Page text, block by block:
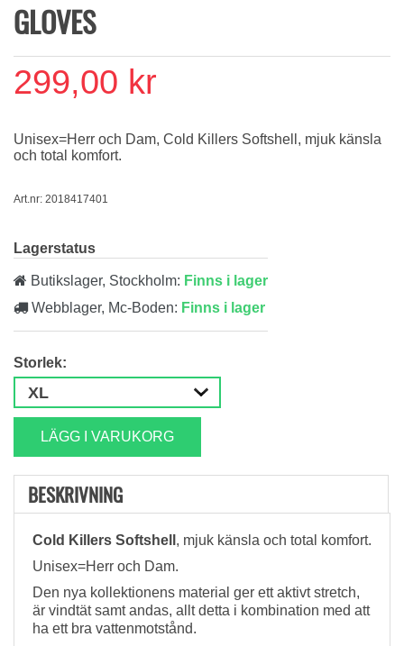
GLOVES
299,00 kr
Unisex=Herr och Dam, Cold Killers Softshell, mjuk känsla
och total komfort.
Art.nr: 2018417401
Lagerstatus
Butikslager, Stockholm: Finns i lager
Webblager, Mc-Boden: Finns i lager
Storlek:
LÄGG I VARUKORG
BESKRIVNING
Cold Killers Softshell , mjuk känsla och total komfort.
Unisex=Herr och Dam.
Den nya kollektionens material ger ett aktivt stretch,
är vindtät samt andas, allt detta i kombination med att
ha ett bra vattenmotstånd.